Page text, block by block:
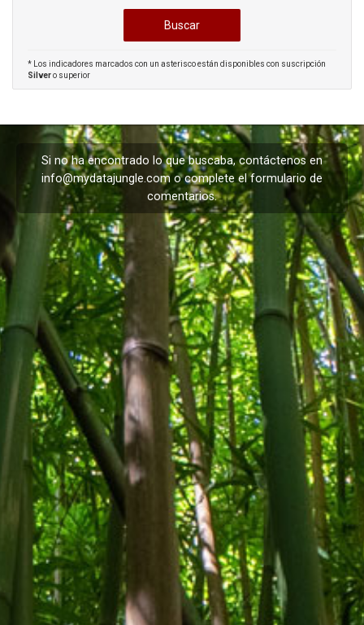
* Los indicadores marcados con un asterisco están disponibles con suscripción
Silvero superior
Si no ha encontrado lo que buscaba, contáctenos en
info@mydatajungle.como complete el formulario de
comentarios.